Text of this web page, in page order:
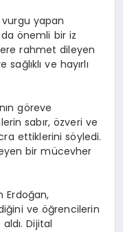
yapan
önemli bir iz
rahmet dileyen
ve hayırlı
göreve
sabır, özveri ve
ettiklerini söyledi.
bir mücevher
Erdoğan,
ve öğrencilerin
Dijital